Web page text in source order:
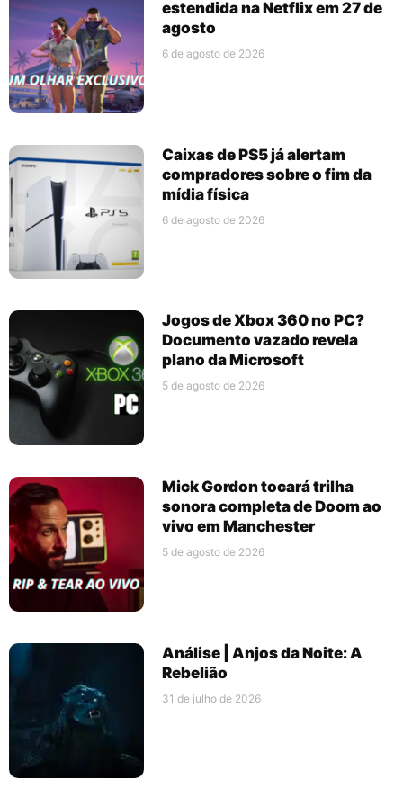
estendida na Netflix em 27 de
agosto
6 de agosto de 2026
Caixas de PS5 já alertam
compradores sobre o fim da
mídia física
6 de agosto de 2026
Jogos de Xbox 360 no PC?
Documento vazado revela
plano da Microsoft
5 de agosto de 2026
Mick Gordon tocará trilha
sonora completa de Doom ao
vivo em Manchester
5 de agosto de 2026
Análise | Anjos da Noite: A
Rebelião
31 de julho de 2026